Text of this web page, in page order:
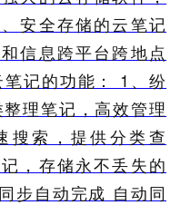
安全存储的云笔记
信息跨平台跨地点
记的功能： 1、纷
理笔记，高效管理
搜索，提供分类查
，存储永不丢失的
步自动完成 自动同